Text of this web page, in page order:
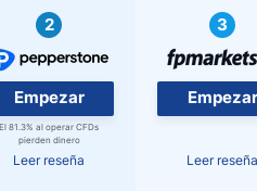
2
Empezar
El 81.3% al operar CFDs
pierden dinero
Leer reseña
3
Empezar
Leer reseña